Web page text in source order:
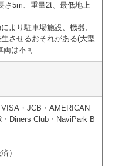
さ5m、重量2t、最低地上
より駐車場施設、機器、
させるおそれがある(大型
両は不可
・JCB・AMERICAN
Diners Club・NaviPark B
）